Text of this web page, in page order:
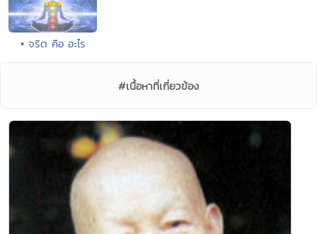
• จริต คือ อะไร
#เนื้อหาที่เกี่ยวข้อง